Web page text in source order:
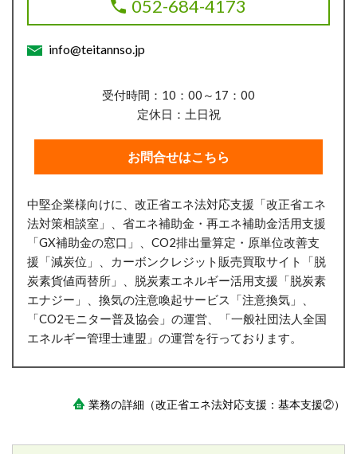
052-684-4173
info@teitannso.jp
受付時間：10：00～17：00
定休日：土日祝
お問合せはこちら
中堅企業様向けに、改正省エネ法対応支援「改正省エネ
法対策相談室」、省エネ補助金・再エネ補助金活用支援
「GX補助金の窓口」、CO2排出量算定・原単位改善支
援「減炭位」、
カーボンクレジット販売買取サイト「脱
炭素貨値両替所」、 脱炭素エネルギー活用支援「脱炭素
エナジー」、換気の注意喚起サービス「注意換気」、
「CO2モニター普及協会」の運営、「一般社団法人全国
エネルギー管理士連盟」の運営を行っております。
業務の詳細（改正省エネ法対応支援：基本支援②）